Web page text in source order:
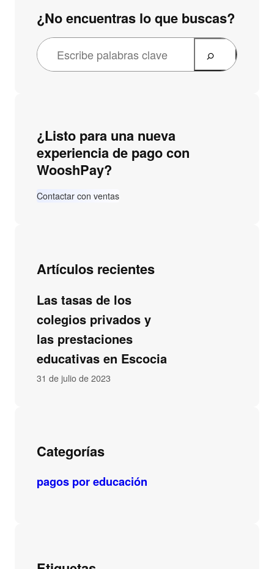
¿No encuentras lo que buscas?
¿Listo para una nueva
experiencia de pago con
WooshPay?
Contactar con ventas
Artículos recientes
Las tasas de los
colegios privados y
las prestaciones
educativas en Escocia
31 de julio de 2023
Categorías
pagos por educación